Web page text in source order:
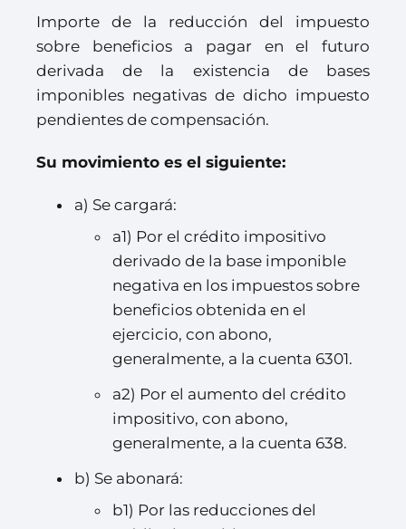
Importe de la reducción del impuesto
sobre beneficios a pagar en el futuro
derivada de la existencia de bases
imponibles negativas de dicho impuesto
pendientes de compensación.
Su movimiento es el siguiente:
a) Se cargará:
a1) Por el crédito impositivo
derivado de la base imponible
negativa en los impuestos sobre
beneficios obtenida en el
ejercicio, con abono,
generalmente, a la cuenta 6301.
a2) Por el aumento del crédito
impositivo, con abono,
generalmente, a la cuenta 638.
b) Se abonará:
b1) Por las reducciones del